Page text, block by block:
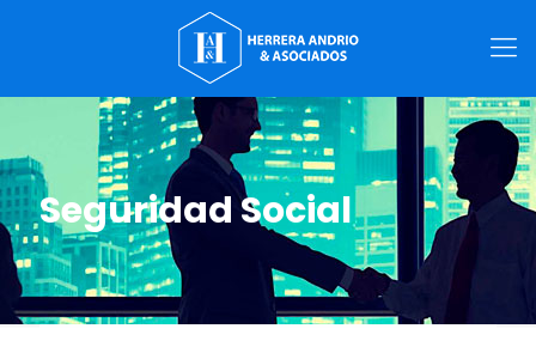
Seguridad Social